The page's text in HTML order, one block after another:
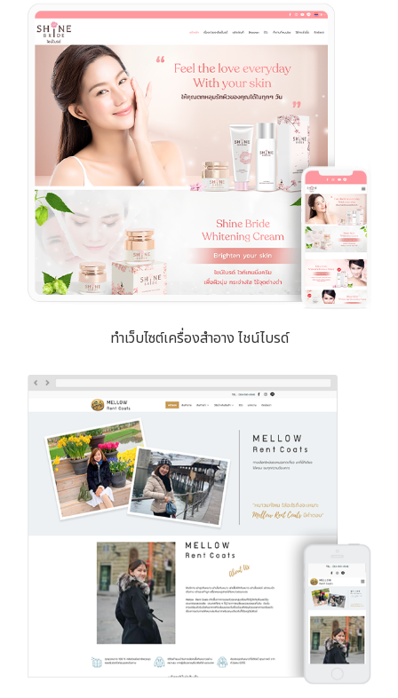
ทำเว็บไซต์เครื่องสำอาง ไชน์ไบรด์